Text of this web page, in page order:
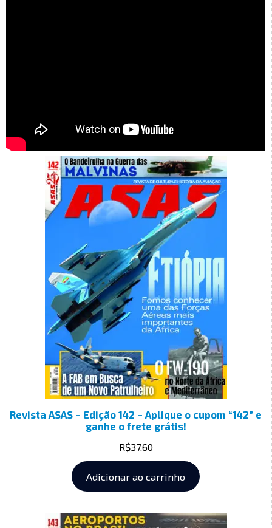
Revista ASAS – Edição 142 – Aplique o cupom “142” e
ganhe o frete grátis!
R$37.60
Adicionar ao carrinho